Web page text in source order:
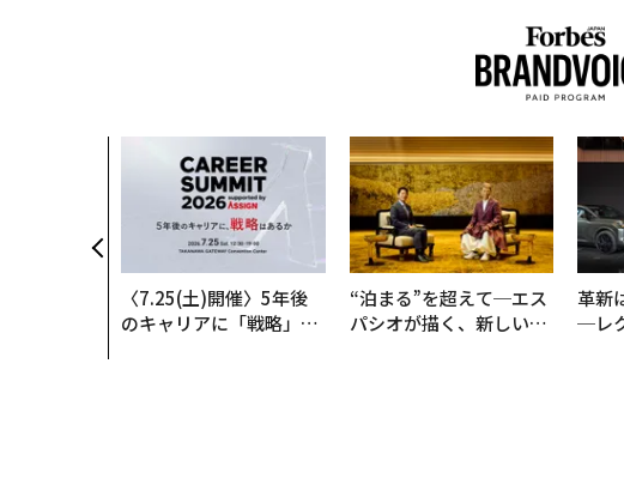
〈7.25(土)開催〉5年後
のキャリアに「戦略」は
“泊まる”を超えて─エス
パシオが描く、新しい日
革新
─レ